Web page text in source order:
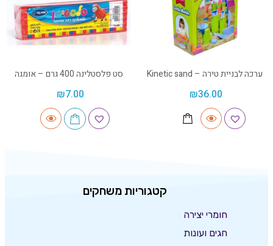
ערכה לבניית טירה – Kinetic sand
₪36.00
סט פלסטלינה 400 גרם – אומגה
₪7.00
קטגוריות משחקים
חומרי יצירה
חגים ועונות